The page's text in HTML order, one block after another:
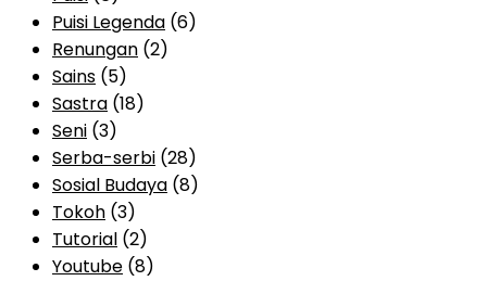
Puisi Legenda (6)
Renungan (2)
Sains (5)
Sastra (18)
Seni (3)
Serba-serbi (28)
Sosial Budaya (8)
Tokoh (3)
Tutorial (2)
Youtube (8)